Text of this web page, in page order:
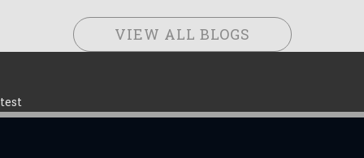
VIEW ALL BLOGS
test